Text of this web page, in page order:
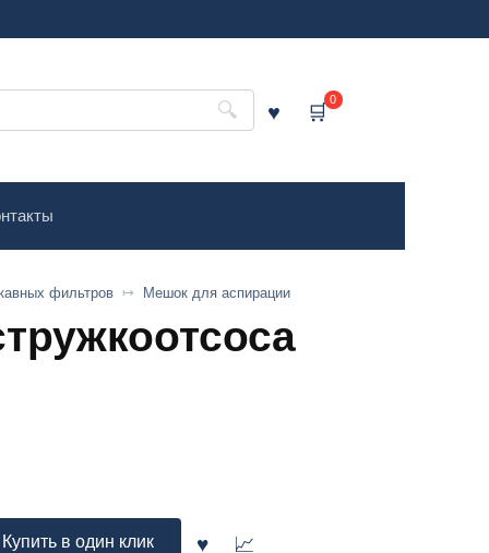
0
фильтров Мешок для аспирации
Купить в один клик